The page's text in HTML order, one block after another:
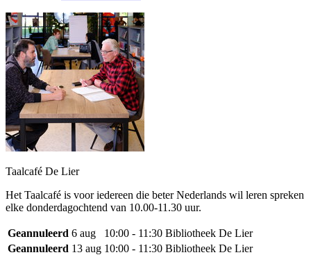
Taalcafé De Lier
Het Taalcafé is voor iedereen die beter Nederlands wil leren spreken
elke donderdagochtend van 10.00-11.30 uur.
Geannuleerd 6 aug 10:00 - 11:30 Bibliotheek De Lier
Geannuleerd 13 aug 10:00 - 11:30 Bibliotheek De Lier